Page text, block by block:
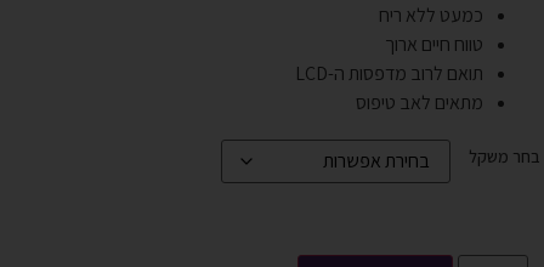
כמעט ללא ריח
טווח חיים ארוך
תואם לרוב מדפסות ה-LCD
מתאים לאב טיפוס
בחר משקל